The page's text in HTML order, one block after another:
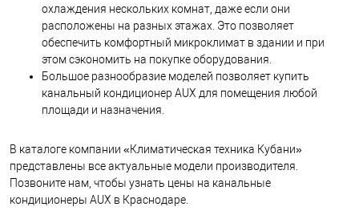
охлаждения нескольких комнат, даже если они
расположены на разных этажах. Это позволяет
обеспечить комфортный микроклимат в здании и при
этом сэкономить на покупке оборудования.
Большое разнообразие моделей позволяет купить
канальный кондиционер AUX для помещения любой
площади и назначения.
В каталоге компании «Климатическая техника Кубани»
представлены все актуальные модели производителя.
Позвоните нам, чтобы узнать цены на канальные
кондиционеры AUX в Краснодаре.